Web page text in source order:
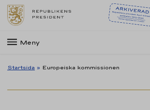
Meny
Startsida » Europeiska kommissionen